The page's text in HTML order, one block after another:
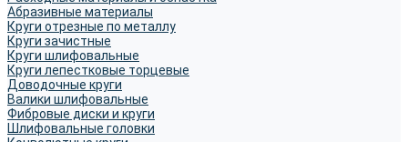
Абразивные материалы
Круги отрезные по металлу
Круги зачистные
Круги шлифовальные
Круги лепестковые торцевые
Доводочные круги
Валики шлифовальные
Фибровые диски и круги
Шлифовальные головки